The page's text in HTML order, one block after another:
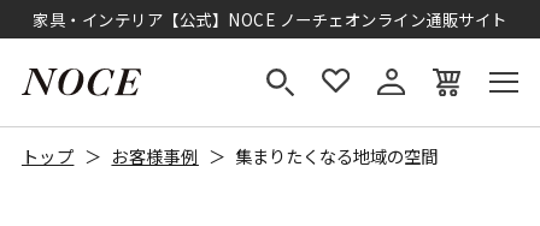
家具・インテリア【公式】NOCE ノーチェオンライン通販サイト
トップ お客様事例 集まりたくなる地域の空間